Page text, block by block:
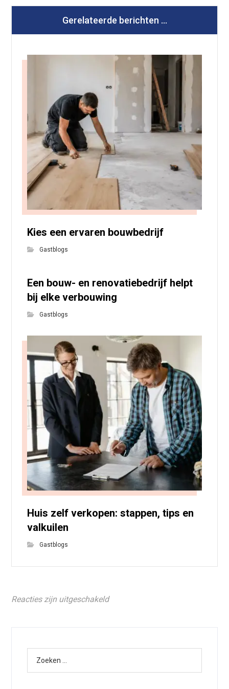
Gerelateerde berichten ...
Kies een ervaren bouwbedrijf
Gastblogs
Een bouw- en renovatiebedrijf helpt
bij elke verbouwing
Gastblogs
Huis zelf verkopen: stappen, tips en
valkuilen
Gastblogs
Reacties zijn uitgeschakeld